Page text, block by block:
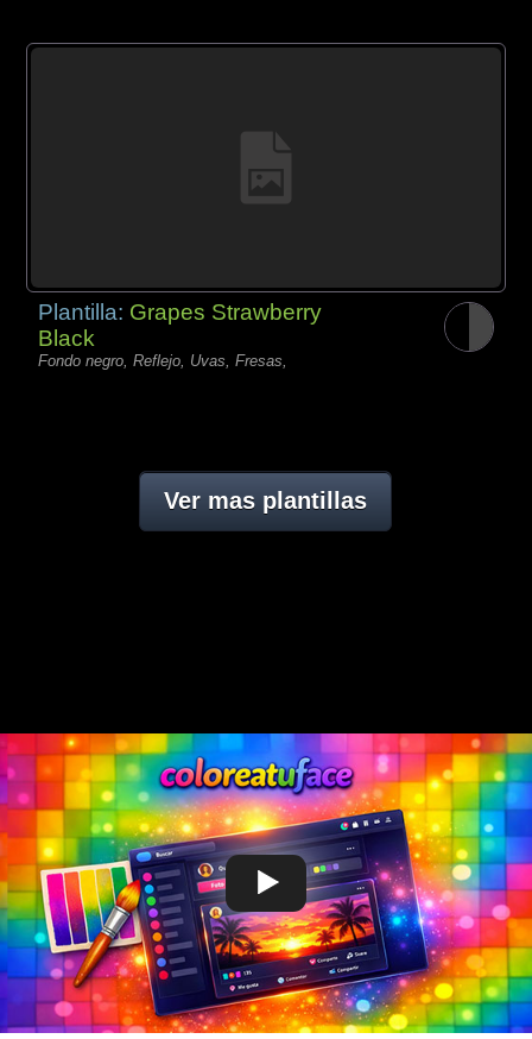
Plantilla: Grapes Strawberry
Black
Fondo negro, Reflejo, Uvas, Fresas,
Ver mas plantillas